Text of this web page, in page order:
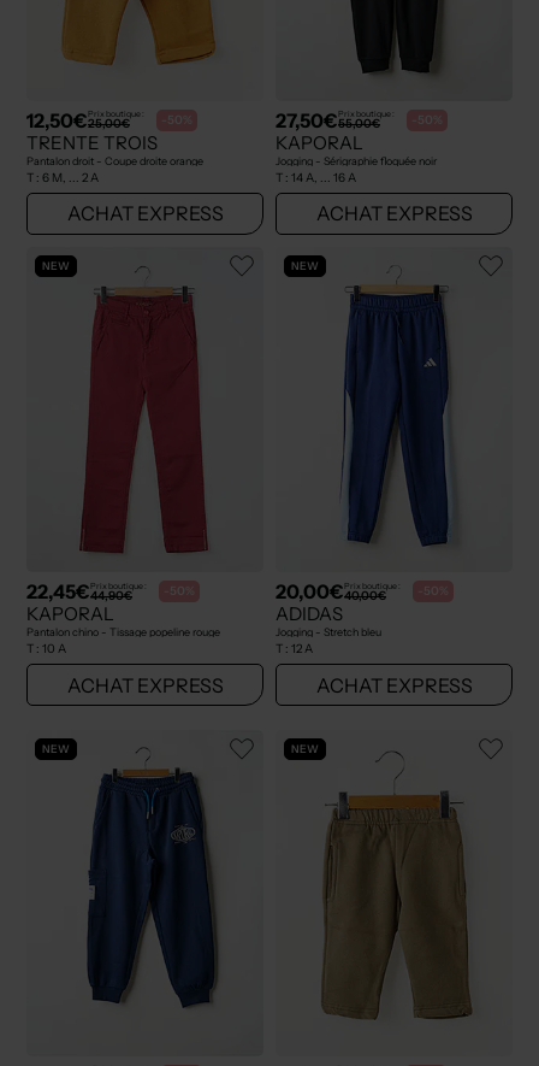
12,50€Prix boutique :
25,00€ -50%
TRENTE TROIS
Pantalon droit - Coupe droite orange
T : 6 M, ... 2 A
ACHAT EXPRESS
27,50€Prix boutique :
55,00€ -50%
KAPORAL
Jogging - Sérigraphie floquée noir
T : 14 A, ... 16 A
ACHAT EXPRESS
NEW
22,45€Prix boutique :
44,90€ -50%
KAPORAL
Pantalon chino - Tissage popeline rouge
T : 10 A
ACHAT EXPRESS
NEW
20,00€Prix boutique :
40,00€ -50%
ADIDAS
Jogging - Stretch bleu
T : 12 A
ACHAT EXPRESS
NEW NEW